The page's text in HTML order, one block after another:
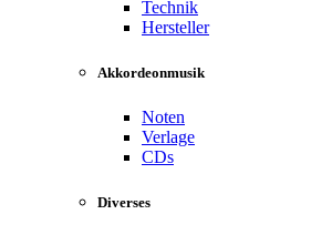
Technik
Hersteller
Akkordeonmusik
Noten
Verlage
CDs
Diverses